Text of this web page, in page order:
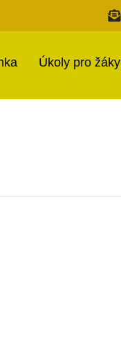
Úkoly pro žáky